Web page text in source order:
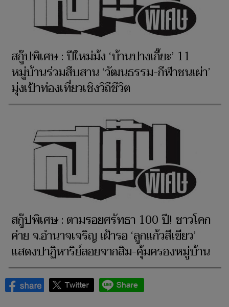
สกู๊ปพิเศษ : ปีใหม่ม้ง ‘บ้านปางเกี๊ยะ’ 11
หมู่บ้านร่วมสืบสาน ‘วัฒนธรรม-กีฬาชนเผ่า’
มุ่งเป้าท่องเที่ยวเชิงวิถีชีวิต
สกู๊ปพิเศษ : ตามรอยศรัทธา 100 ปี! ชาวโคก
ค่าย จ.อำนาจเจริญ เฝ้ารอ ‘ลูกแก้วสีเขียว’
แสดงปาฏิหาริย์ลอยจากสิม-คุ้มครองหมู่บ้าน